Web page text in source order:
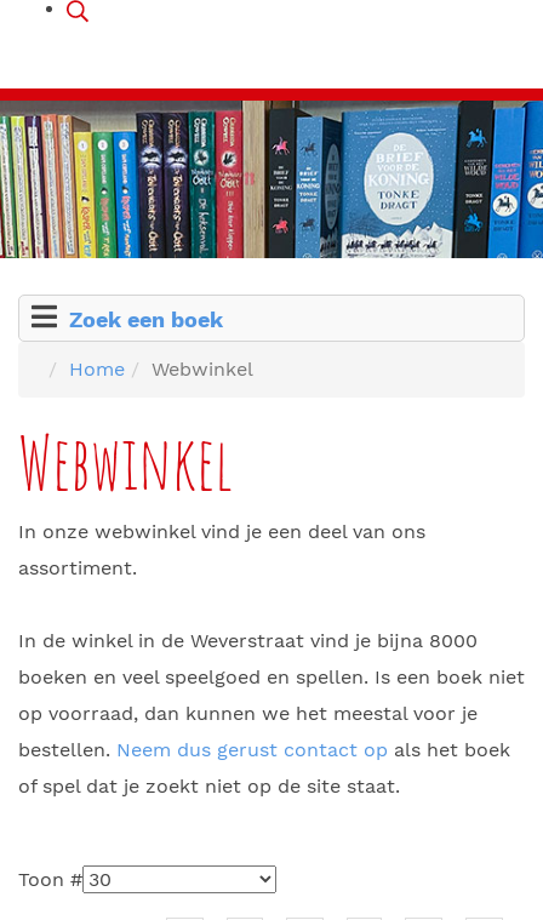
Zoek een boek
Home Webwinkel
Webwinkel
In onze webwinkel vind je een deel van ons
assortiment.
In de winkel in de Weverstraat vind je bijna 8000
boeken en veel speelgoed en spellen. Is een boek niet
op voorraad, dan kunnen we het meestal voor je
bestellen. Neem dus gerust contact op als het boek
of spel dat je zoekt niet op de site staat.
Toon #